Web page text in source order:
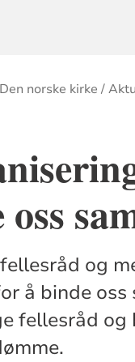
norske kirke
og
å binde oss
fellesråd og